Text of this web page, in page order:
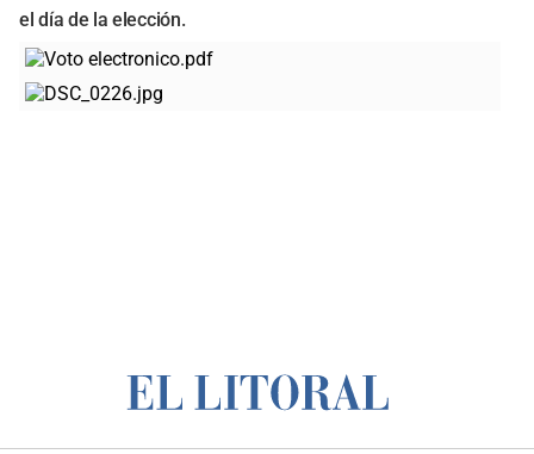
el día de la elección.